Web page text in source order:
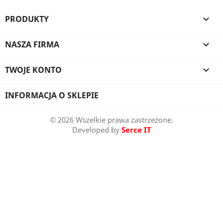
PRODUKTY 
NASZA FIRMA 
TWOJE KONTO 
INFORMACJA O SKLEPIE
© 2026 Wszelkie prawa zastrzeżone.
Developed by Serce IT